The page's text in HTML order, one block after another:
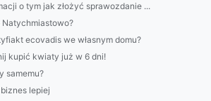
o tym jak złożyć sprawozdanie ...
ecovadis we własnym domu?
kupić kwiaty już w 6 dni!
samemu?
lepiej